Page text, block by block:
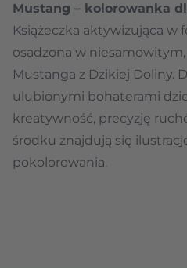
Mustang – kolorowanka
Książeczka aktywizująca w
osadzona w
Mustanga z Dzikiej Doliny.
ulubionymi bohaterami
kreatywność, precyzję
środku znajdują się
pokolorowania.